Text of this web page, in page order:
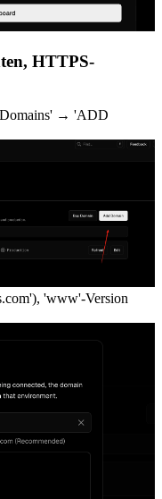
HTTPS-
→ 'ADD
'www'-Version